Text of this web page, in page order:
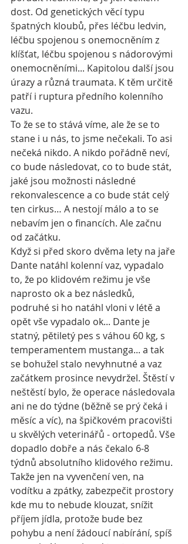
dost. Od genetických věcí typu
špatných kloubů, přes léčbu ledvin,
léčbu spojenou s onemocněním z
klíšťat, léčbu spojenou s nádorovými
onemocněními... Kapitolou další jsou
úrazy a různá traumata. K těm určitě
patří i ruptura předního kolenního
vazu.
To že se to stává víme, ale že se to
stane i u nás, to jsme nečekali. To asi
nečeká nikdo. A nikdo pořádně neví,
co bude následovat, co to bude stát,
jaké jsou možnosti následné
rekonvalescence a co bude stát celý
ten cirkus… A nestojí málo a to se
nebavím jen o financích. Ale začnu
od začátku.
Když si před skoro dvěma lety na jaře
Dante natáhl kolenní vaz, vypadalo
to, že po klidovém režimu je vše
naprosto ok a bez následků,
podruhé si ho natáhl vloni v létě a
opět vše vypadalo ok... Dante je
statný, pětiletý pes s váhou 60 kg, s
temperamentem mustanga... a tak
se bohužel stalo nevyhnutné a vaz
začátkem prosince nevydržel. Štěstí v
neštěstí bylo, že operace následovala
ani ne do týdne (běžně se prý čeká i
měsíc a víc), na špičkovém pracovišti
u skvělých veterinářů - ortopedů. Vše
dopadlo dobře a nás čekalo 6-8
týdnů absolutního klidového režimu.
Takže jen na vyvenčení ven, na
vodítku a zpátky, zabezpečit prostory
kde mu to nebude klouzat, snížit
příjem jídla, protože bude bez
pohybu a není žádoucí nabírání, spíš